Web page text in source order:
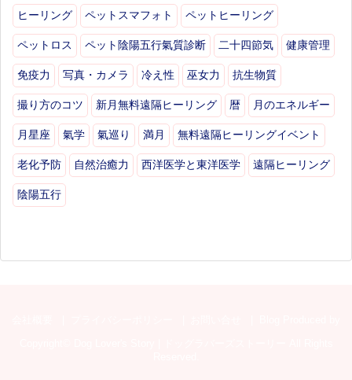
ヒーリング ペットスマフォト ペットヒーリング
ペットロス ペット陰陽五行氣質診断 二十四節気 健康管理
免疫力 写真・カメラ 冷え性 巫女力 抗生物質
撮り方のコツ 新月無料遠隔ヒーリング 暦 月のエネルギー
月星座 氣学 氣巡り 満月 無料遠隔ヒーリングイベント
老化予防 自然治癒力 西洋医学と東洋医学 遠隔ヒーリング
陰陽五行